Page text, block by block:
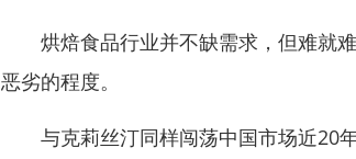
烘焙食品行业并不缺需求，但难就难
恶劣的程度。
与克莉丝汀同样闯荡中国市场近20